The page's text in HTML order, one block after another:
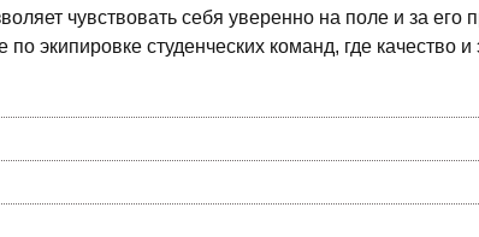
чувствовать себя уверенно на поле и за
экипировке студенческих команд, где качество и